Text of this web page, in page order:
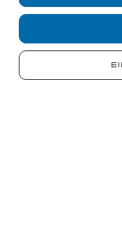
Ich habe die
akzeptiere diese.*